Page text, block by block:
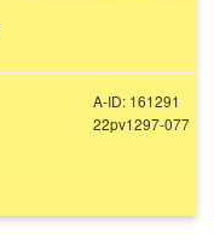
A-ID: 161291
22pv1297-077